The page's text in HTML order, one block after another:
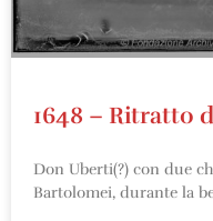
1648 – Ritratto
Don Uberti(?) con due
Bartolomei, durante la